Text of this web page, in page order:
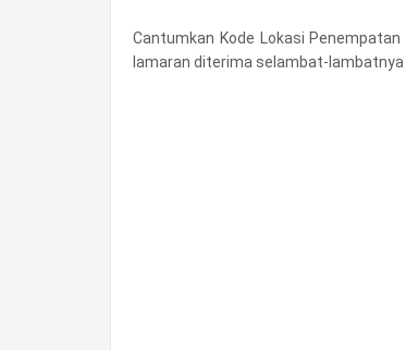
Cantumkan Kode Lokasi Penempatan
lamaran diterima selambat-lambatnya